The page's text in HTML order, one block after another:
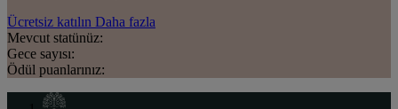
Ücretsiz katılın Daha fazla
Mevcut statünüz:
Gece sayısı:
Ödül puanlarınız: